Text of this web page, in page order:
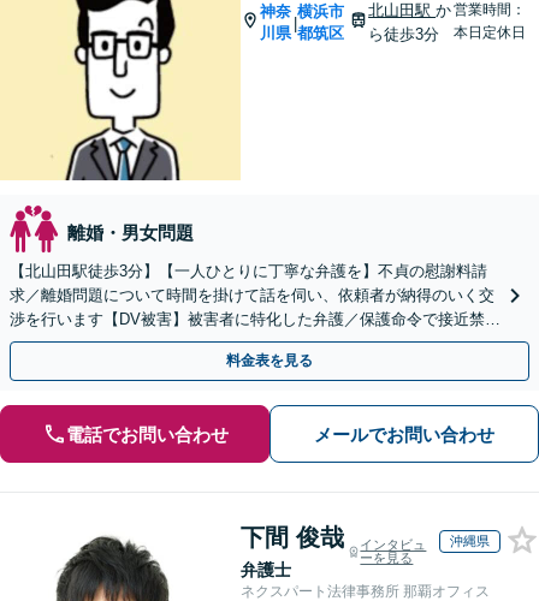
神奈
川県
|
横浜市
都筑区
北山田駅か
ら徒歩3分
営業時間：
本日定休日
離婚・男女問題
【北山田駅徒歩3分】【一人ひとりに丁寧な弁護を】不貞の慰謝料請
求／離婚問題について時間を掛けて話を伺い、依頼者が納得のいく交
渉を行います【DV被害】被害者に特化した弁護／保護命令で接近禁止
措置【初回相談30分無料】
料金表を見る
電話でお問い合わせ メールでお問い合わせ
下間 俊哉
弁護士
インタビュ
ーを見る
沖縄県
ネクスパート法律事務所 那覇オフィス